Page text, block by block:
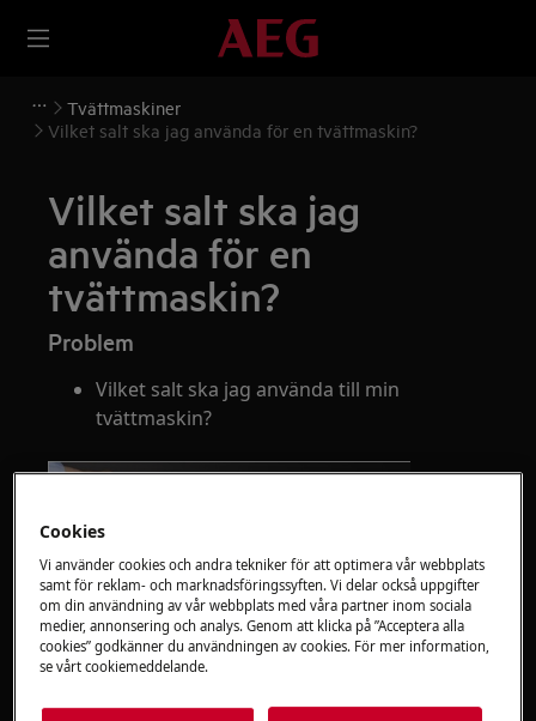
Tvättmaskiner
Vilket salt ska jag använda för en tvättmaskin?
Vilket salt ska jag
använda för en
tvättmaskin?
Problem
Vilket salt ska jag använda till min
tvättmaskin?
Cookies
Vi använder cookies och andra tekniker för att optimera vår webbplats
samt för reklam- och marknadsföringssyften. Vi delar också uppgifter
om din användning av vår webbplats med våra partner inom sociala
medier, annonsering och analys. Genom att klicka på ”Acceptera alla
cookies” godkänner du användningen av cookies. För mer information,
se vårt cookiemeddelande.